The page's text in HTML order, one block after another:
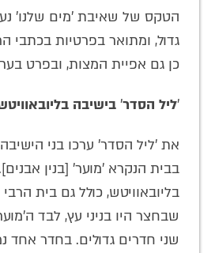
הטקס של שאיבת 'מים שלנו'
גדול, ומתואר בפרטיות בכתבי
כן גם אפיית המצות, ובפרט
'ליל הסדר' בישיבה
את 'ליל הסדר' ערכו בני
בבית הנקרא 'מוער' [בנין
בליובאוויטש, כולל גם בית
שבחצר היו בניני עץ, לבד
שני חדרים גדולים. בחדר אחד